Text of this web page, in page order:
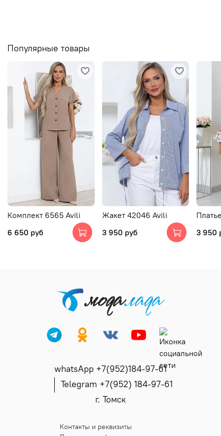
Популярные товары
Комплект 6565 Avili
6 650 руб
Жакет 42046 Avili
3 950 руб
3 950
whatsApp +7(952)184-97-61
Telegram +7(952) 184-97-61
г. Томск
Контакты и реквизиты